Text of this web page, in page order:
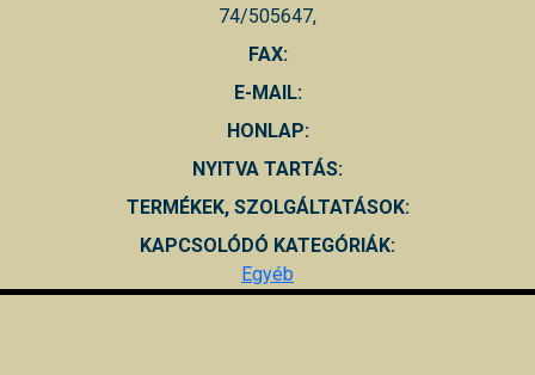
74/505647,
FAX:
E-MAIL:
HONLAP:
NYITVA TARTÁS:
TERMÉKEK, SZOLGÁLTATÁSOK:
KAPCSOLÓDÓ KATEGÓRIÁK:
Egyéb